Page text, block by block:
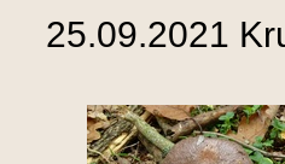
25.09.2021